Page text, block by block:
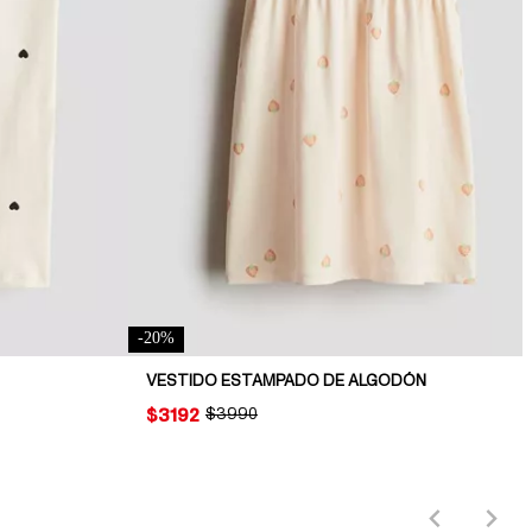
-20%
VESTIDO ESTAMPADO DE ALGODÓN
ORIGINAL PRICE:
$3990
PRICE:
$3192